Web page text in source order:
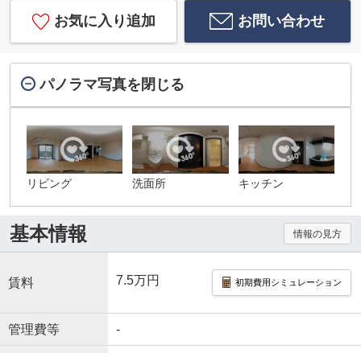
お気に入り追加 お問い合わせ
パノラマ写真を閉じる
リビング 洗面所 キッチン
基本情報 情報の見方
賃料 7.5万円 初期費用シミュレーション
管理費等 -